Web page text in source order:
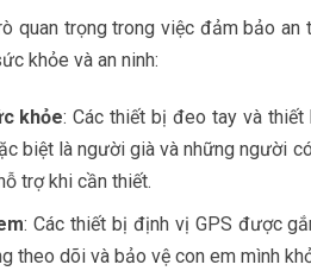
quan trọng trong việc đảm bảo
khỏe và an ninh:
khỏe: Các thiết bị đeo tay và
biệt là người già và những người
trợ khi cần thiết.
: Các thiết bị định vị GPS được
theo dõi và bảo vệ con em mình